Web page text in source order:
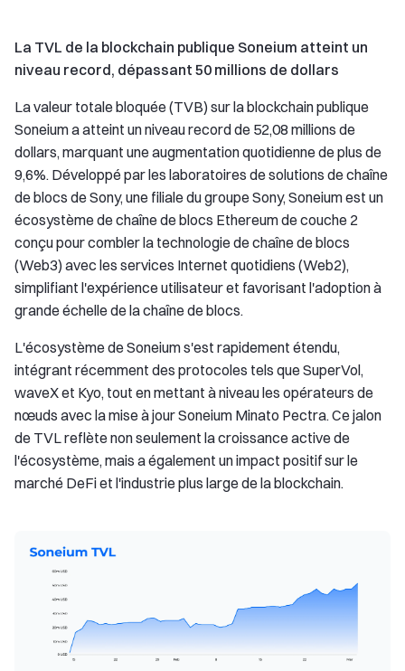
La TVL de la blockchain publique Soneium atteint un
niveau record, dépassant 50 millions de dollars
La valeur totale bloquée (TVB) sur la blockchain publique
Soneium a atteint un niveau record de 52,08 millions de
dollars, marquant une augmentation quotidienne de plus de
9,6%. Développé par les laboratoires de solutions de chaîne
de blocs de Sony, une filiale du groupe Sony, Soneium est un
écosystème de chaîne de blocs Ethereum de couche 2
conçu pour combler la technologie de chaîne de blocs
(Web3) avec les services Internet quotidiens (Web2),
simplifiant l'expérience utilisateur et favorisant l'adoption à
grande échelle de la chaîne de blocs.
L'écosystème de Soneium s'est rapidement étendu,
intégrant récemment des protocoles tels que SuperVol,
waveX et Kyo, tout en mettant à niveau les opérateurs de
nœuds avec la mise à jour Soneium Minato Pectra. Ce jalon
de TVL reflète non seulement la croissance active de
l'écosystème, mais a également un impact positif sur le
marché DeFi et l'industrie plus large de la blockchain.